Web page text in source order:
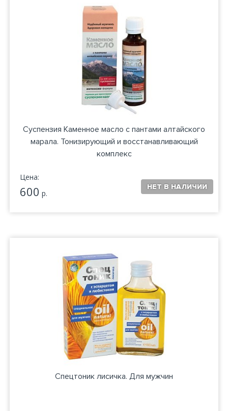
Суспензия Каменное масло с пантами алтайского
марала. Тонизирующий и восстанавливающий
комплекс
Цена:
600 р.
Спецтоник лисичка. Для мужчин